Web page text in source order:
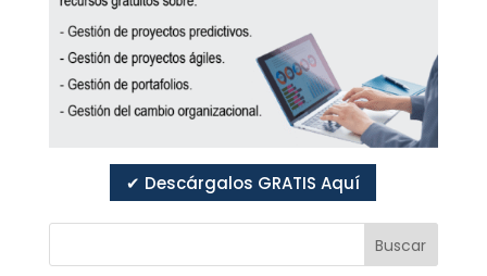
✔ Descárgalos GRATIS Aquí
Buscar